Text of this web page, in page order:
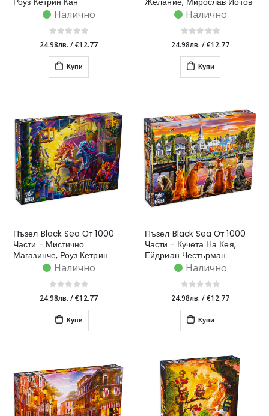
Налично
24.98лв. /€12.77
Купи
Налично
24.98лв. /€12.77
Купи
Пъзел Black Sea От 1000
Части - Мистично
Магазинче, Роуз Кетрин
Налично
24.98лв. /€12.77
Купи
Пъзел Black Sea От 1000
Части - Кучета На Кея,
Ейдриан Честърман
Налично
24.98лв. /€12.77
Купи